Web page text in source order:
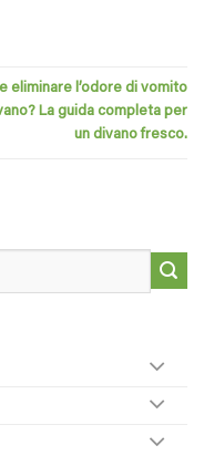
eliminare l’odore di vomito
La guida completa per
un divano fresco.